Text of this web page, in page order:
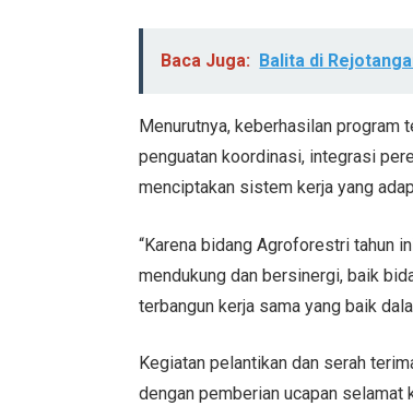
Baca Juga: Balita di
Menurutnya, keberhasilan
penguatan koordinasi, integrasi
menciptakan sistem kerja yang
“Karena bidang Agroforestri tahun
mendukung dan bersinergi, baik
terbangun kerja sama yang baik
Kegiatan pelantikan dan serah
dengan pemberian ucapan